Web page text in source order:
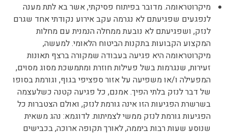
מיקרוטראומה. מדובר בפיתוח פסיקתי, אשר בא לתת מענה
לנפגעים שפגיעתם לא נגרמה עקב אירוע נקודתי אחד שגרם
לנזק, ושפגיעתם לא נובעת ממחלה הנמנית עם מחלות
המקצוע הקבועות בתקנות הביטוח הלאומי. למעשה,
מיקרוטראומה היא פגיעה בעבודה שמקורה ברצף תאונות
זעירות, שנגרמות בשל פעילות חוזרת ומתמשכת מסוג מסוים,
המפעילה ו/או משפיעה על אזור ספציפי בגוף, וגורמת בסופו
של דבר לנזק בלתי הפיך. אמנם, כל פגיעה קטנה כשלעצמה
בשרשרת הפגיעות הזו אינה גורמת לנזק, ואולם הצטברות כל
הפגיעות גורמת לנזק ממשי לצמיתות. לדוגמא: נהג משאית
שנוסע שעות רבות ביממה, לאורך תקופה ארוכה, בכבישים